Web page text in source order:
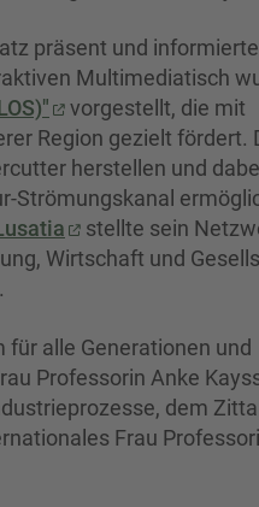
präsent und
Multimediatisch
vorgestellt, die mit
Region gezielt fördert.
herstellen und
Strömungskanal
stellte sein
Wirtschaft und
alle Generationen und
Professorin Anke
dem
Frau